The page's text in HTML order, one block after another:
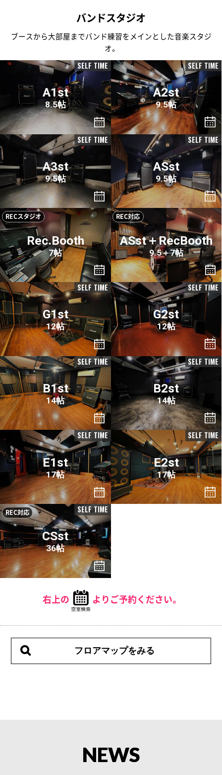
バンドスタジオ
ブースから大部屋までバンド練習をメインとした音楽スタジ
オ。
SELF TIME
A1st
8.5帖
SELF TIME
A2st
9.5帖
SELF TIME
A3st
9.5帖
SELF TIME
ASst
9.5帖
RECスタジオ
Rec.Booth
7帖
REC対応
ASst＋RecBooth
9.5＋7帖
SELF TIME
G1st
12帖
SELF TIME
G2st
12帖
SELF TIME
B1st
14帖
SELF TIME
B2st
14帖
SELF TIME
E1st
17帖
SELF TIME
E2st
17帖
REC対応 SELF TIME
CSst
36帖
右上の よりご予約ください。
フロアマップをみる
NEWS